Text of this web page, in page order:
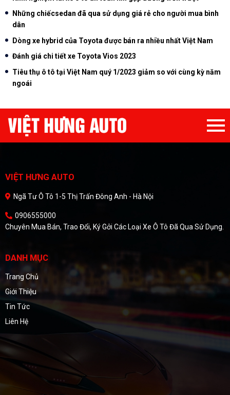
Những chiếcsedan đã qua sử dụng giá rẻ cho người mua bình
dân
Dòng xe hybrid của Toyota được bán ra nhiều nhất Việt Nam
Đánh giá chi tiết xe Toyota Vios 2023
Tiêu thụ ô tô tại Việt Nam quý 1/2023 giảm so với cùng kỳ năm
ngoái
VIỆT HƯNG AUTO
Ngã Tư Ô Tô 1-5 Thị Trấn Đông Anh - Hà Nội
0906555000
Chuyên Mua Bán, Trao Đổi, Ký Gởi Các Loại Xe Ô Tô Đã Qua Sử Dụng.
DANH MỤC
Trang Chủ
Giới Thiệu
Tin Tức
Liên Hệ